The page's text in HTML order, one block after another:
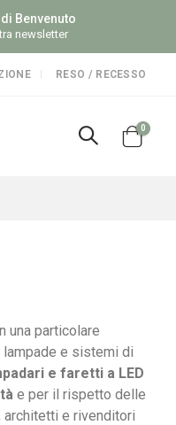
Benvenuto
newsletter
RESO / RECESSO
Cart
0
una particolare
e sistemi di
e faretti a LED
e per il rispetto delle
e rivenditori